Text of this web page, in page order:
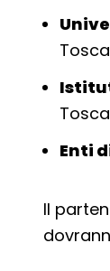
Enti
Il